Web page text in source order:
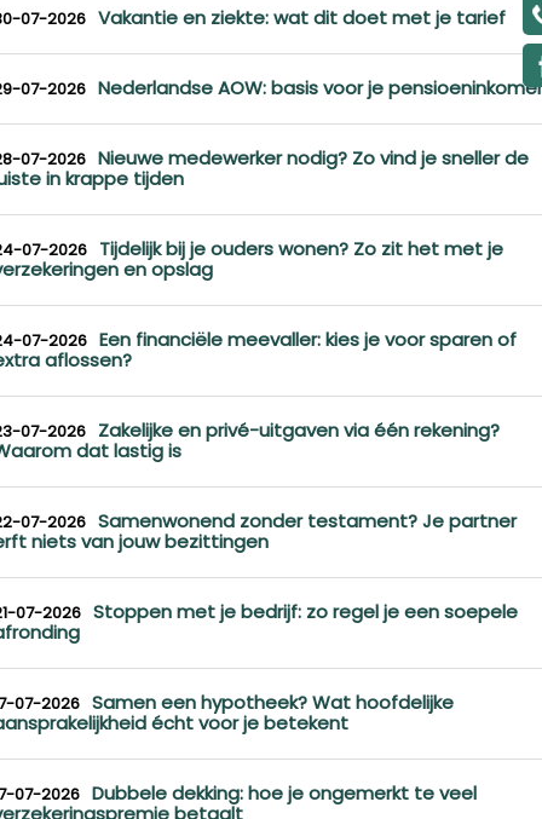
07-2026 Vakantie en ziekte: wat dit doet met je tarief
07-2026 Nederlandse AOW: basis voor je
07-2026 Nieuwe medewerker nodig? Zo vind je sneller de
in krappe tijden
07-2026 Tijdelijk bij je ouders wonen? Zo zit het met je
en opslag
07-2026 Een financiële meevaller: kies je voor sparen of
aflossen?
07-2026 Zakelijke en privé-uitgaven via één rekening?
dat lastig is
07-2026 Samenwonend zonder testament? Je partner
niets van jouw bezittingen
07-2026 Stoppen met je bedrijf: zo regel je een soepele
07-2026 Samen een hypotheek? Wat hoofdelijke
écht voor je betekent
07-2026 Dubbele dekking: hoe je ongemerkt te veel
betaalt